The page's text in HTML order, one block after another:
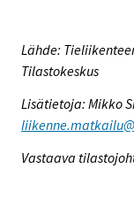
Lähde:
Tilastokeskus
Lisätietoja: Mikko
Vastaava